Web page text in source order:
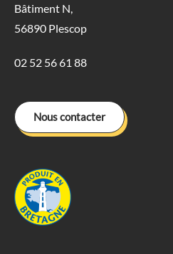
Bâtiment N,
56890 Plescop
02 52 56 61 88
Nous contacter